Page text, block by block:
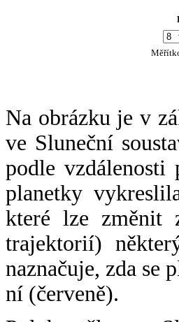
Na obrázku je v
ve Sluneční
podle
planetky
které lze změnit
trajektorií)
naznačuje, zda se
ní (červeně).